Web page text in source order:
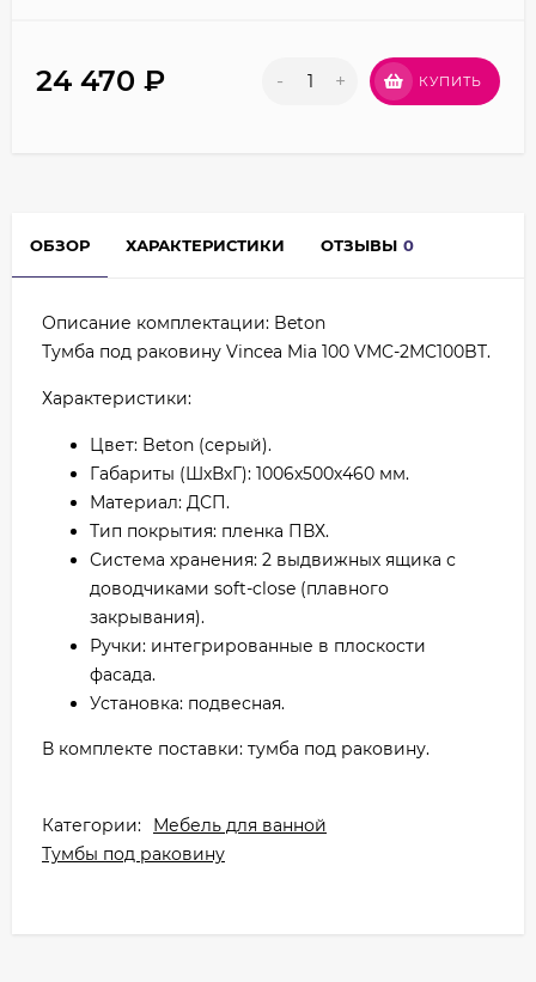
24 470 ₽ - + КУПИТЬ
ОБЗОР ХАРАКТЕРИСТИКИ ОТЗЫВЫ 0
Описание комплектации: Beton
Тумба под раковину Vincea Mia 100 VMC-2MC100BT.
Характеристики:
Цвет: Beton (серый).
Габариты (ШхВхГ): 1006х500х460 мм.
Материал: ДСП.
Тип покрытия: пленка ПВХ.
Система хранения: 2 выдвижных ящика с
доводчиками soft-close (плавного
закрывания).
Ручки: интегрированные в плоскости
фасада.
Установка: подвесная.
В комплекте поставки: тумба под раковину.
Категории:
Мебель для ванной
Тумбы под раковину